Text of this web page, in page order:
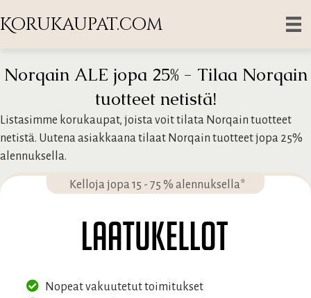
Korukaupat.com
Norqain ALE jopa 25% - Tilaa Norqain
tuotteet netistä!
Listasimme korukaupat, joista voit tilata Norqain tuotteet
netistä. Uutena asiakkaana tilaat Norqain tuotteet jopa 25%
alennuksella.
Kelloja jopa 15 - 75 % alennuksella*
Nopeat vakuutetut toimitukset